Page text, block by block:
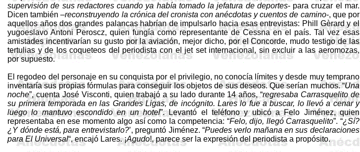
supervisión de sus redactores cuando ya había tomado la jefatura de deportes- para cruzar el mar.
Dicen también –reconstruyendo la crónica del cronista con anécdotas y cuentos de camino-, que por
aquellos años dos grandes palancas habrían de impulsarlo hacia esas entrevistas: Phill Gèrardy el
yugoeslavoAntoni Peroscz, quien fungía como representante deCessnaen el país. Tal vez esas
amistades incentivarían su gusto por la aviación, mejor dicho, por el Concorde, mudo testigo de las
tertulias y de los coqueteos del periodista con el jet set internacional, sin excluir a las aeromozas,
por supuesto.
El regodeo del personaje en su conquista por el privilegio, no conocía límites y desde muy temprano
inventaría sus propias fórmulas para conseguir los objetos de sus deseos. Que serían muchos. “Una
noche”, cuenta José Visconti, quien trabajó a su lado durante 14 años, “regresaba Carrasquelitode
su primera temporada en las Grandes Ligas, de incógnito. Lares lo fue a buscar, lo llevó a cenar y
luego lo mantuvo escondido en un hotel”. Levantó el teléfono y ubicó aFelo Jiménez, quien
representaba en ese momento algo así como la competencia: “Felo, dijo, llegó Carrasquelito”. “¿Sí?
¿Y dónde está, para entrevistarlo?’, preguntó Jiménez. “Puedes verlo mañana en sus declaraciones
para ElUniversal“, encajó Lares. ¡Agudo!, parece ser la expresión del periodista a propósito.